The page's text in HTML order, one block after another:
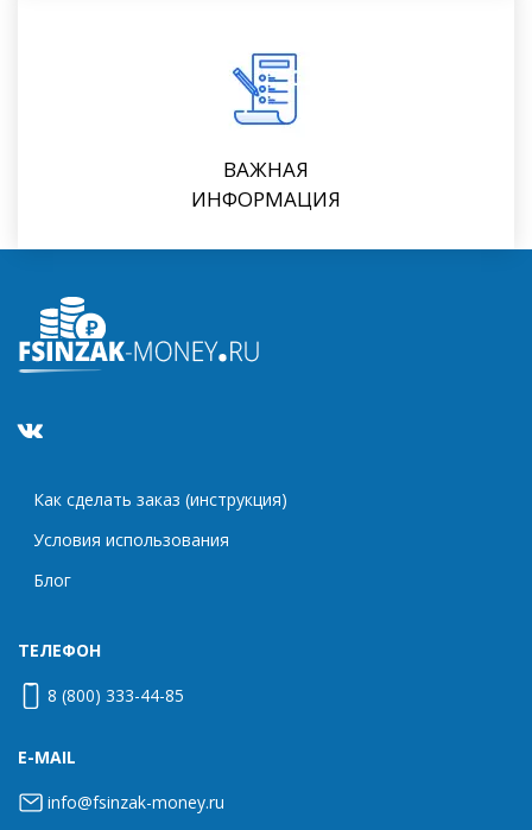
ВАЖНАЯ
ИНФОРМАЦИЯ
Как сделать заказ (инструкция)
Условия использования
Блог
ТЕЛЕФОН
8 (800) 333-44-85
E-MAIL
info@fsinzak-money.ru